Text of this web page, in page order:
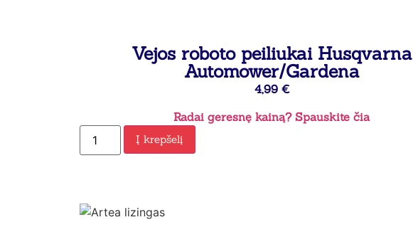
Vejos roboto peiliukai Husqvarna
Automower/Gardena
4,99 €
Radai geresnę kainą? Spauskite čia
Į krepšelį